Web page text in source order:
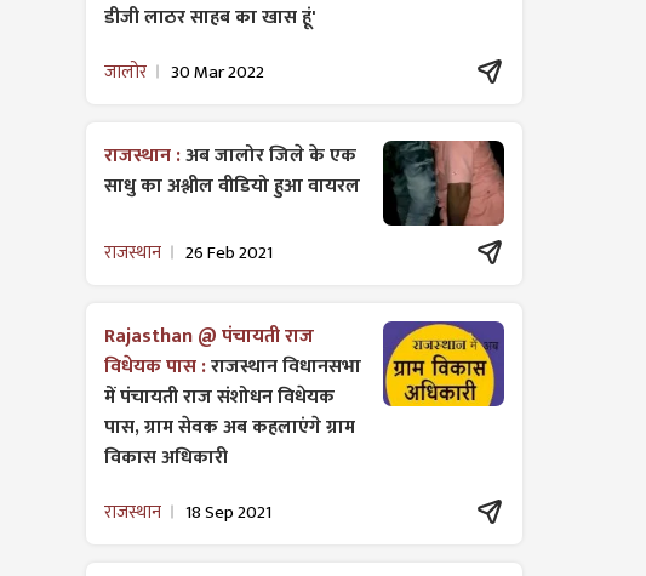
डीजी लाठर साहब का खास हूं'
जालोर 30 Mar 2022
राजस्थान :अब जालोर जिले के एक
साधु का अश्लील वीडियो हुआ वायरल
राजस्थान 26 Feb 2021
Rajasthan @ पंचायती राज
विधेयक पास :राजस्थान विधानसभा
में पंचायती राज ​संशोधन विधेयक
पास, ग्राम सेवक अब कहलाएंगे ग्राम
विकास अधिकारी
राजस्थान 18 Sep 2021